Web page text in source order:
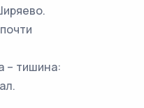
– тишина: